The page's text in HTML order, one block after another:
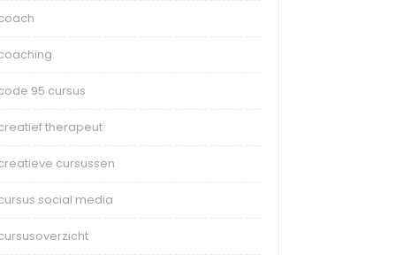
95 cursus
therapeut
cursussen
social media